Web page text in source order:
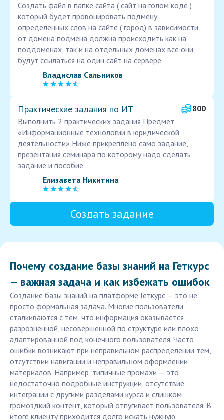
Создать файл в папке сайта ( сайт на голом коде )
который будет провоцировать подмену
определенных слов на сайте ( город) в зависимости
от домена подмена должна происходить как на
поддоменах, так и на отдельных доменах все они
будут ссылаться на один сайт на сервере
Владислав Сальников
Практические задания по ИТ
800
Выполнить 2 практических задания Предмет
«Информационные технологии в юридической
деятельности» Ниже прикреплено само задание,
презентация семинара по которому надо сделать
задание и пособие
Елизавета Никитина
Создать задание
Почему создание базы знаний на Геткурс
— важная задача и как избежать ошибок
Создание базы знаний на платформе Геткурс — это не
просто формальная задача. Многие пользователи
сталкиваются с тем, что информация оказывается
разрозненной, несовершенной по структуре или плохо
адаптированной под конечного пользователя. Часто
ошибки возникают при неправильном распределении тем,
отсутствии навигации и неправильном оформлении
материалов. Например, типичные промахи — это
недостаточно подробные инструкции, отсутствие
интеграции с другими разделами курса и слишком
громоздкий контент, который отпугивает пользователя. В
итоге клиенту приходится долго искать нужную